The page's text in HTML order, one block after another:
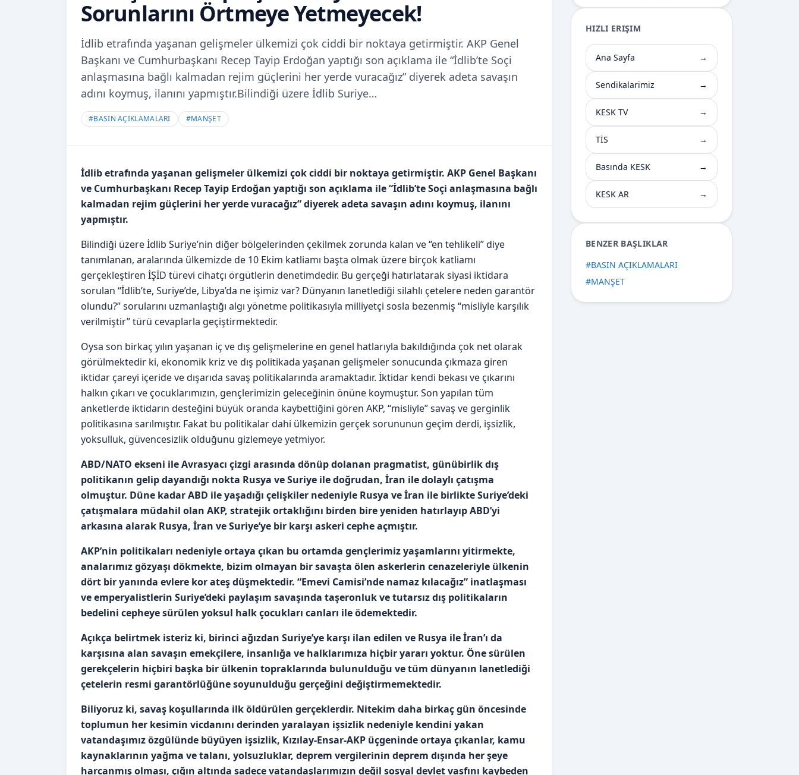
Sorunlarını Örtmeye Yetmeyecek!
İdlib etrafında yaşanan gelişmeler ülkemizi çok ciddi bir noktaya getirmiştir. AKP Genel
Başkanı ve Cumhurbaşkanı Recep Tayip Erdoğan yaptığı son açıklama ile “İdlib’te Soçi
anlaşmasına bağlı kalmadan rejim güçlerini her yerde vuracağız” diyerek adeta savaşın
adını koymuş, ilanını yapmıştır.Bilindiği üzere İdlib Suriye…
#BASIN AÇIKLAMALARI #MANŞET
İdlib etrafında yaşanan gelişmeler ülkemizi çok ciddi bir noktaya getirmiştir. AKP Genel Başkanı
ve Cumhurbaşkanı Recep Tayip Erdoğan yaptığı son açıklama ile “İdlib’te Soçi anlaşmasına bağlı
kalmadan rejim güçlerini her yerde vuracağız” diyerek adeta savaşın adını koymuş, ilanını
yapmıştır.
Bilindiği üzere İdlib Suriye’nin diğer bölgelerinden çekilmek zorunda kalan ve “en tehlikeli” diye
tanımlanan, aralarında ülkemizde de 10 Ekim katliamı başta olmak üzere birçok katliamı
gerçekleştiren İŞİD türevi cihatçı örgütlerin denetimdedir. Bu gerçeği hatırlatarak siyasi iktidara
sorulan “İdlib’te, Suriye’de, Libya’da ne işimiz var? Dünyanın lanetlediği silahlı çetelere neden garantör
olundu?” sorularını uzmanlaştığı algı yönetme politikasıyla milliyetçi sosla bezenmiş “misliyle karşılık
verilmiştir” türü cevaplarla geçiştirmektedir.
Oysa son birkaç yılın yaşanan iç ve dış gelişmelerine en genel hatlarıyla bakıldığında çok net olarak
görülmektedir ki, ekonomik kriz ve dış politikada yaşanan gelişmeler sonucunda çıkmaza giren
iktidar çareyi içeride ve dışarıda savaş politikalarında aramaktadır. İktidar kendi bekası ve çıkarını
halkın çıkarı ve çocuklarımızın, gençlerimizin geleceğinin önüne koymuştur. Son yapılan tüm
anketlerde iktidarın desteğini büyük oranda kaybettiğini gören AKP, “misliyle” savaş ve gerginlik
politikasına sarılmıştır. Fakat bu politikalar dahi ülkemizin gerçek sorununun geçim derdi, işsizlik,
yoksulluk, güvencesizlik olduğunu gizlemeye yetmiyor.
ABD/NATO ekseni ile Avrasyacı çizgi arasında dönüp dolanan pragmatist, günübirlik dış
politikanın gelip dayandığı nokta Rusya ve Suriye ile doğrudan, İran ile dolaylı çatışma
olmuştur. Düne kadar ABD ile yaşadığı çelişkiler nedeniyle Rusya ve İran ile birlikte Suriye’deki
çatışmalara müdahil olan AKP, stratejik ortaklığını birden bire yeniden hatırlayıp ABD’yi
arkasına alarak Rusya, İran ve Suriye’ye bir karşı askeri cephe açmıştır.
AKP’nin politikaları nedeniyle ortaya çıkan bu ortamda gençlerimiz yaşamlarını yitirmekte,
analarımız gözyaşı dökmekte, bizim olmayan bir savaşta ölen askerlerin cenazeleriyle ülkenin
dört bir yanında evlere kor ateş düşmektedir. “Emevi Camisi’nde namaz kılacağız” inatlaşması
ve emperyalistlerin Suriye’deki paylaşım savaşında taşeronluk ve tutarsız dış politikaların
bedelini cepheye sürülen yoksul halk çocukları canları ile ödemektedir.
Açıkça belirtmek isteriz ki, birinci ağızdan Suriye’ye karşı ilan edilen ve Rusya ile İran’ı da
karşısına alan savaşın emekçilere, insanlığa ve halklarımıza hiçbir yararı yoktur. Öne sürülen
gerekçelerin hiçbiri başka bir ülkenin topraklarında bulunulduğu ve tüm dünyanın lanetlediği
çetelerin resmi garantörlüğüne soyunulduğu gerçeğini değiştirmemektedir.
Biliyoruz ki, savaş koşullarında ilk öldürülen gerçeklerdir. Nitekim daha birkaç gün öncesinde
toplumun her kesimin vicdanını derinden yaralayan işsizlik nedeniyle kendini yakan
vatandaşımız özgülünde büyüyen işsizlik, Kızılay-Ensar-AKP üçgeninde ortaya çıkanlar, kamu
kaynaklarının yağma ve talanı, yolsuzluklar, deprem vergilerinin deprem dışında her şeye
harcanmış olması, çığın altında sadece vatandaşlarımızın değil sosyal devlet vasfını kaybeden
HIZLI ERIŞIM
Ana Sayfa →
Sendikalarimiz →
KESK TV →
TİS →
Basında KESK →
KESK AR →
BENZER BAŞLIKLAR
#BASIN AÇIKLAMALARI
#MANŞET